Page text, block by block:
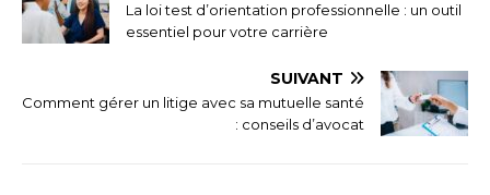
La loi test d’orientation professionnelle : un outil
essentiel pour votre carrière
SUIVANT
Comment gérer un litige avec sa mutuelle santé
: conseils d’avocat